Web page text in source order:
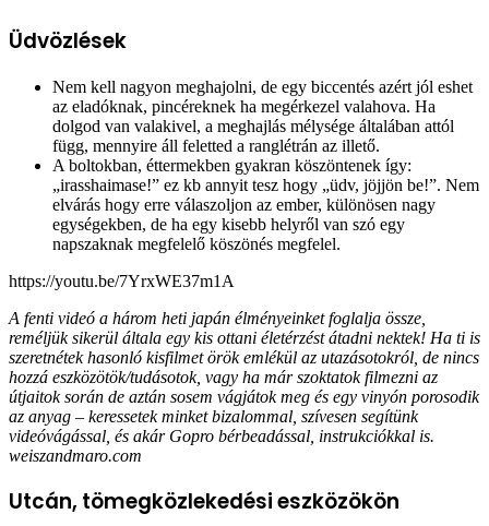
Üdvözlések
Nem kell nagyon meghajolni, de egy biccentés azért jól eshet
az eladóknak, pincéreknek ha megérkezel valahova. Ha
dolgod van valakivel, a meghajlás mélysége általában attól
függ, mennyire áll feletted a ranglétrán az illető.
A boltokban, éttermekben gyakran köszöntenek így:
„irasshaimase!” ez kb annyit tesz hogy „üdv, jöjjön be!”. Nem
elvárás hogy erre válaszoljon az ember, különösen nagy
egységekben, de ha egy kisebb helyről van szó egy
napszaknak megfelelő köszönés megfelel.
https://youtu.be/7YrxWE37m1A
A fenti videó a három heti japán élményeinket foglalja össze,
reméljük sikerül általa egy kis ottani életérzést átadni nektek! Ha ti is
szeretnétek hasonló kisfilmet örök emlékül az utazásotokról, de nincs
hozzá eszközötök/tudásotok, vagy ha már szoktatok filmezni az
útjaitok során de aztán sosem vágjátok meg és egy vinyón porosodik
az anyag – keressetek minket bizalommal, szívesen segítünk
videóvágással, és akár Gopro bérbeadással, instrukciókkal is.
weiszandmaro.com
Utcán, tömegközlekedési eszközökön